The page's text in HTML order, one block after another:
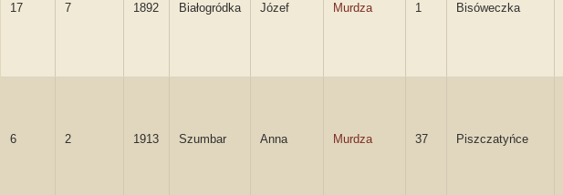
17 7 1892 Białogródka Józef Murdza 1 Bisóweczka
6 2 1913 Szumbar Anna Murdza 37 Piszczatyńce